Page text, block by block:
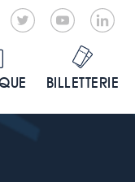
BILLETTERIE